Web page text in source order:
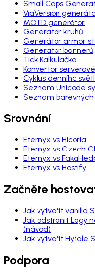
Small Caps
ViaVersion
MOTD generátor
Generátor kruhů
Generátor armor
Generátor bannerů
Tick Kalkulačka
Konvertor
Cyklus denního
Seznam Unicode
Seznam barevných
Srovnání
Eternyx vs Hicoria
Eternyx vs Czech
Eternyx vs
Eternyx vs Hostify
Začněte
Jak vytvořit vanilla
Jak odstranit Lagy
(návod)
Jak vytvořit Hytale
Podpora